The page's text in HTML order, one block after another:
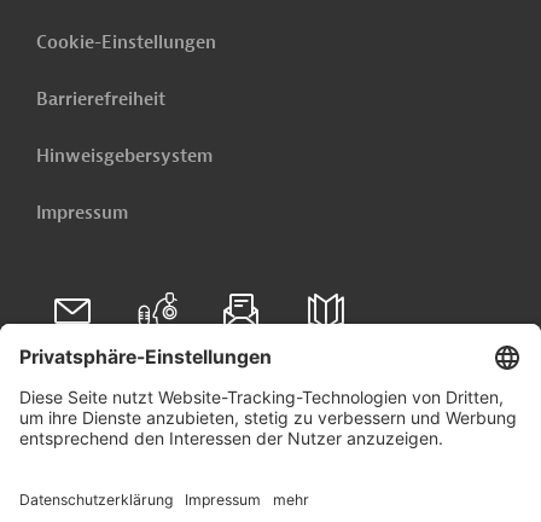
Cookie-Einstellungen
Barrierefreiheit
Hinweisgebersystem
Impressum
Folgen Sie uns auf
Linkedin